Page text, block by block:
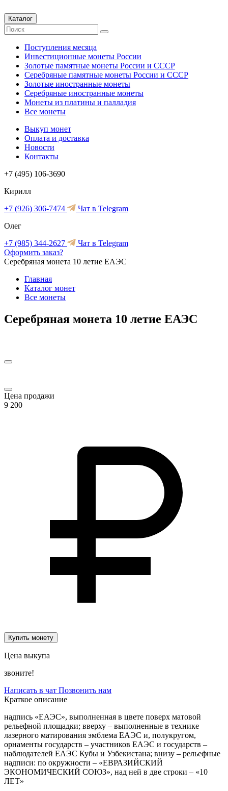
Каталог
Поступления месяца
Инвестиционные монеты России
Золотые памятные монеты России и СССР
Серебряные памятные монеты России и СССР
Золотые иностранные монеты
Серебряные иностранные монеты
Монеты из платины и палладия
Все монеты
Выкуп монет
Оплата и доставка
Новости
Контакты
+7 (495) 106-3690
Кирилл
+7 (926) 306-7474
Чат в Telegram
Олег
+7 (985) 344-2627
Чат в Telegram
Оформить заказ?
Серебряная монета 10 летие ЕАЭС
Главная
Каталог монет
Все монеты
Серебряная монета 10 летие ЕАЭС
Цена продажи
9 200
Купить монету
Цена выкупа
звоните!
Написать в чат Позвонить нам
Краткое описание
надпись «ЕАЭС», выполненная в цвете поверх матовой
рельефной площадки; вверху – выполненные в технике
лазерного матирования эмблема ЕАЭС и, полукругом,
орнаменты государств – участников ЕАЭС и государств –
наблюдателей ЕАЭС Кубы и Узбекистана; внизу – рельефные
надписи: по окружности – «ЕВРАЗИЙСКИЙ
ЭКОНОМИЧЕСКИЙ СОЮЗ», над ней в две строки – «10
ЛЕТ»